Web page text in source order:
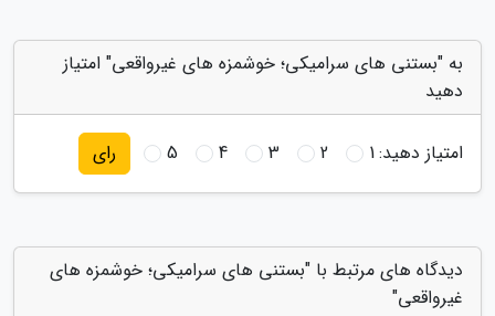
به "بستنی های سرامیکی؛ خوشمزه های غیرواقعی" امتیاز
دهید
امتیاز دهید:1
2
3
4
5 رای
دیدگاه های مرتبط با "بستنی های سرامیکی؛ خوشمزه های
غیرواقعی"